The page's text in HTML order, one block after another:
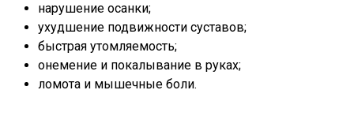
нарушение осанки;
ухудшение подвижности суставов;
быстрая утомляемость;
онемение и покалывание в руках;
ломота и мышечные боли.